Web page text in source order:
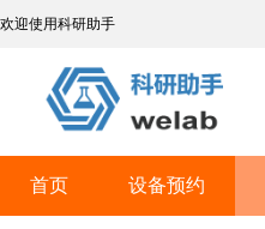
欢迎使用科研助手
首页 设备预约